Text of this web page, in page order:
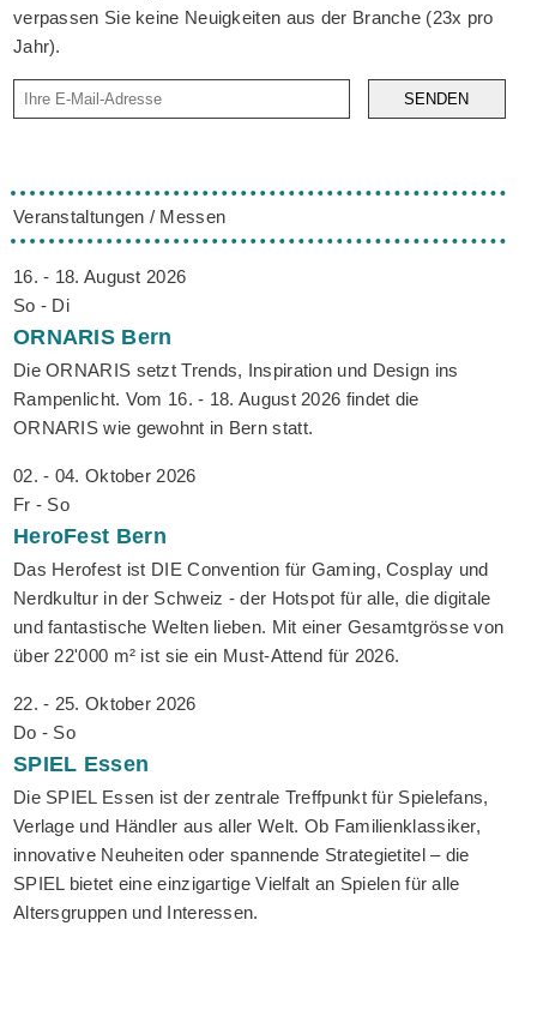
verpassen Sie keine Neuigkeiten aus der Branche (23x pro
Jahr).
SENDEN
Veranstaltungen / Messen
16. - 18. August 2026
So - Di
ORNARIS Bern
Die ORNARIS setzt Trends, Inspiration und Design ins
Rampenlicht. Vom 16. - 18. August 2026 findet die
ORNARIS wie gewohnt in Bern statt.
02. - 04. Oktober 2026
Fr - So
HeroFest Bern
Das Herofest ist DIE Convention für Gaming, Cosplay und
Nerdkultur in der Schweiz - der Hotspot für alle, die digitale
und fantastische Welten lieben. Mit einer Gesamtgrösse von
über 22'000 m² ist sie ein Must-Attend für 2026.
22. - 25. Oktober 2026
Do - So
SPIEL Essen
Die SPIEL Essen ist der zentrale Treffpunkt für Spielefans,
Verlage und Händler aus aller Welt. Ob Familienklassiker,
innovative Neuheiten oder spannende Strategietitel – die
SPIEL bietet eine einzigartige Vielfalt an Spielen für alle
Altersgruppen und Interessen.